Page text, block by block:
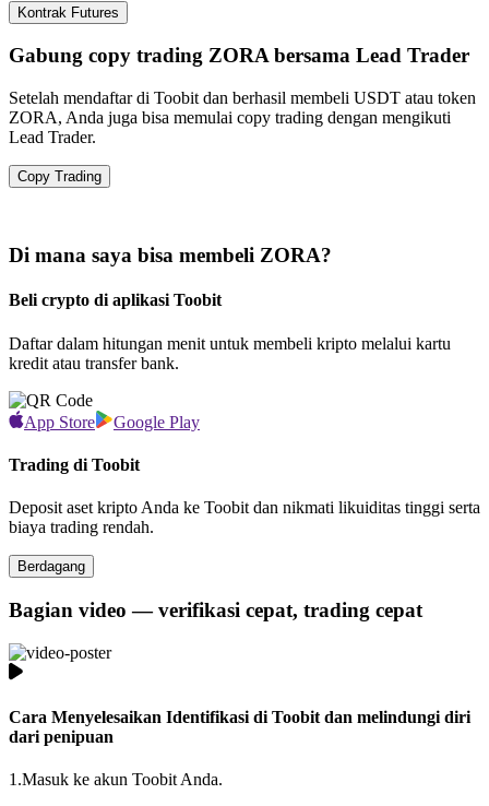
Kontrak Futures
Gabung copy trading ZORA bersama Lead Trader
Setelah mendaftar di Toobit dan berhasil membeli USDT atau token
ZORA, Anda juga bisa memulai copy trading dengan mengikuti
Lead Trader.
Copy Trading
Di mana saya bisa membeli ZORA?
Beli crypto di aplikasi Toobit
Daftar dalam hitungan menit untuk membeli kripto melalui kartu
kredit atau transfer bank.
App Store Google Play
Trading di Toobit
Deposit aset kripto Anda ke Toobit dan nikmati likuiditas tinggi serta
biaya trading rendah.
Berdagang
Bagian video — verifikasi cepat, trading cepat
Cara Menyelesaikan Identifikasi di Toobit dan melindungi diri
dari penipuan
1.Masuk ke akun Toobit Anda.